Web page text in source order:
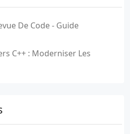
De Code - Guide
C++ : Moderniser Les